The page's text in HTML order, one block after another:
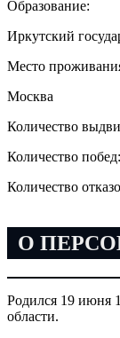
Образование:
Иркутский
Место
Москва
Количество
Количество побед:
Количество
О
Родился 19 июня
области.